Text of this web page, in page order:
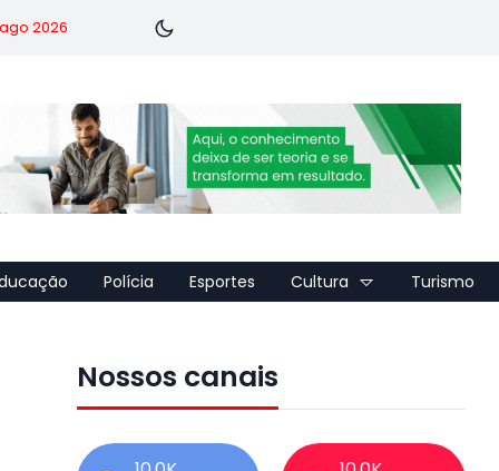
2026
Polícia Esportes Cultura Turismo
Nossos canais